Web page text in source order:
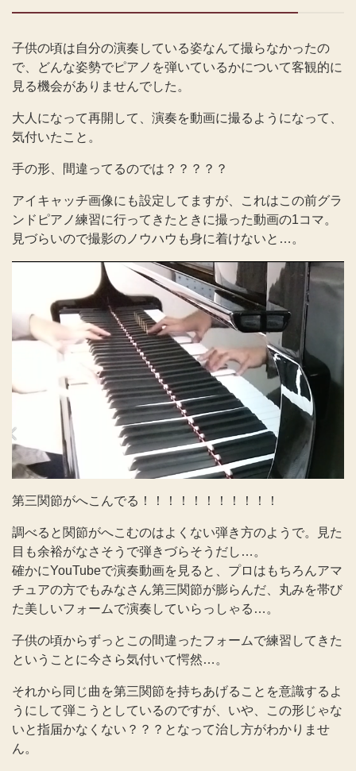
子供の頃は自分の演奏している姿なんて撮らなかったの
で、どんな姿勢でピアノを弾いているかについて客観的に
見る機会がありませんでした。
大人になって再開して、演奏を動画に撮るようになって、
気付いたこと。
手の形、間違ってるのでは？？？？？
アイキャッチ画像にも設定してますが、これはこの前グラ
ンドピアノ練習に行ってきたときに撮った動画の1コマ。
見づらいので撮影のノウハウも身に着けないと…。
第三関節がへこんでる！！！！！！！！！！！
調べると関節がへこむのはよくない弾き方のようで。見た
目も余裕がなさそうで弾きづらそうだし…。
確かにYouTubeで演奏動画を見ると、プロはもちろんアマ
チュアの方でもみなさん第三関節が膨らんだ、丸みを帯び
た美しいフォームで演奏していらっしゃる…。
子供の頃からずっとこの間違ったフォームで練習してきた
ということに今さら気付いて愕然…。
それから同じ曲を第三関節を持ちあげることを意識するよ
うにして弾こうとしているのですが、いや、この形じゃな
いと指届かなくない？？？となって治し方がわかりませ
ん。